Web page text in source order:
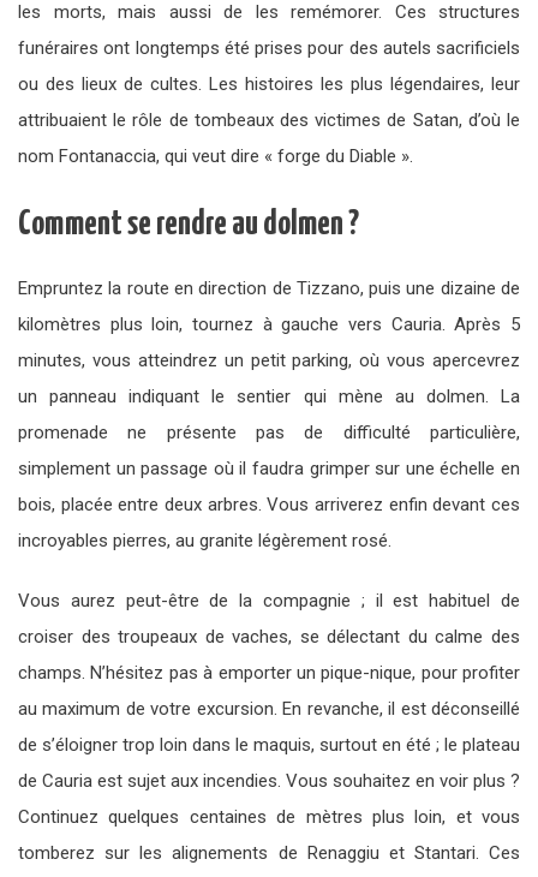
les morts, mais aussi de les remémorer. Ces structures
funéraires ont longtemps été prises pour des autels sacrificiels
ou des lieux de cultes. Les histoires les plus légendaires, leur
attribuaient le rôle de tombeaux des victimes de Satan, d’où le
nom Fontanaccia, qui veut dire « forge du Diable ».
Comment se rendre au dolmen ?
Empruntez la route en direction de Tizzano, puis une dizaine de
kilomètres plus loin, tournez à gauche vers Cauria. Après 5
minutes, vous atteindrez un petit parking, où vous apercevrez
un panneau indiquant le sentier qui mène au dolmen. La
promenade ne présente pas de difficulté particulière,
simplement un passage où il faudra grimper sur une échelle en
bois, placée entre deux arbres. Vous arriverez enfin devant ces
incroyables pierres, au granite légèrement rosé.
Vous aurez peut-être de la compagnie ; il est habituel de
croiser des troupeaux de vaches, se délectant du calme des
champs. N’hésitez pas à emporter un pique-nique, pour profiter
au maximum de votre excursion. En revanche, il est déconseillé
de s’éloigner trop loin dans le maquis, surtout en été ; le plateau
de Cauria est sujet aux incendies. Vous souhaitez en voir plus ?
Continuez quelques centaines de mètres plus loin, et vous
tomberez sur les alignements de Renaggiu et Stantari. Ces